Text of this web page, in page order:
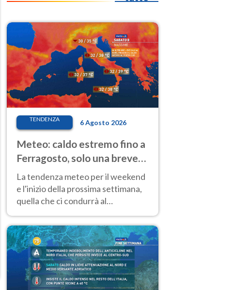
TENDENZA 6 Agosto 2026
Meteo: caldo estremo fino a
Ferragosto, solo una breve
pausa. Ecco dove
La tendenza meteo per il weekend
e l'inizio della prossima settimana,
quella che ci condurrà al
temperature molto elevate